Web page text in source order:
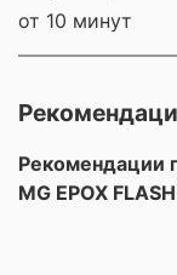
от 10 минут
Рекомендации
MG EPOX